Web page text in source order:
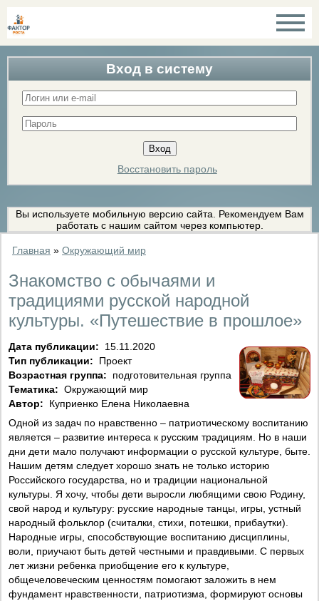
Вход в систему
Восстановить пароль
Вы используете мобильную версию сайта. Рекомендуем Вам
работать с нашим сайтом через компьютер.
Главная » Окружающий мир
Знакомство с обычаями и
традициями русской народной
культуры. «Путешествие в прошлое»
Дата публикации:
15.11.2020
Тип публикации:
Проект
Возрастная группа:
подготовительная группа
Тематика: Окружающий мир
Автор:
Куприенко Елена Николаевна
Одной из задач по нравственно – патриотическому воспитанию
является – развитие интереса к русским традициям. Но в наши
дни дети мало получают информации о русской культуре, быте.
Нашим детям следует хорошо знать не только историю
Российского государства, но и традиции национальной
культуры. Я хочу, чтобы дети выросли любящими свою Родину,
свой народ и культуру: русские народные танцы, игры, устный
народный фольклор (считалки, стихи, потешки, прибаутки).
Народные игры, способствующие воспитанию дисциплины,
воли, приучают быть детей честными и правдивыми. С первых
лет жизни ребенка приобщение его к культуре,
общечеловеческим ценностям помогают заложить в нем
фундамент нравственности, патриотизма, формируют основы